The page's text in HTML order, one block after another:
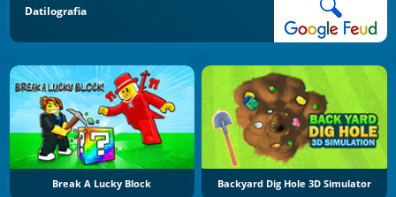
Datilografia
Break A Lucky Block Backyard Dig Hole 3D Simulator